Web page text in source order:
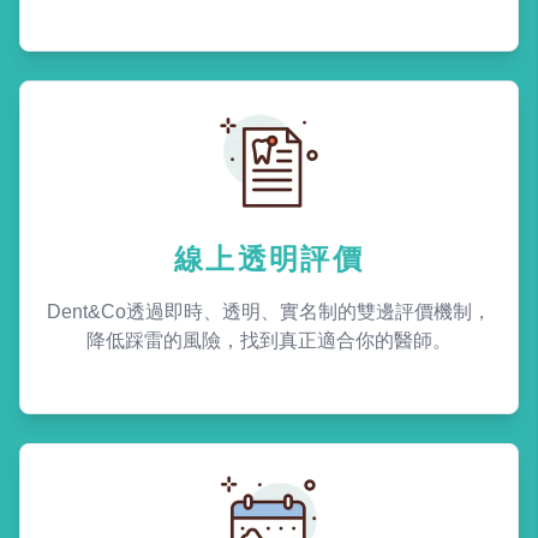
線上透明評價
Dent&Co透過即時、透明、實名制的雙邊評價機制，
降低踩雷的風險，找到真正適合你的醫師。